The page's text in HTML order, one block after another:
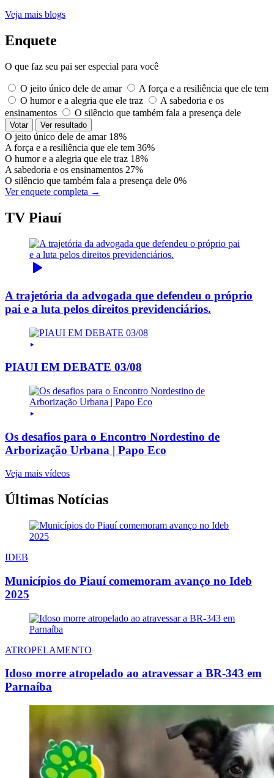
Veja mais blogs
Enquete
O que faz seu pai ser especial para você
O jeito único dele de amar
A força e a resiliência que ele tem
O humor e a alegria que ele traz
A sabedoria e os
ensinamentos
O silêncio que também fala a presença dele
Votar Ver resultado
O jeito único dele de amar 18%
A força e a resiliência que ele tem 36%
O humor e a alegria que ele traz 18%
A sabedoria e os ensinamentos 27%
O silêncio que também fala a presença dele 0%
Ver enquete completa →
TV Piauí
A trajetória da advogada que defendeu o próprio
pai e a luta pelos direitos previdenciários.
PIAUI EM DEBATE 03/08
Os desafios para o Encontro Nordestino de
Arborização Urbana | Papo Eco
Veja mais vídeos
Últimas Notícias
IDEB
Municípios do Piauí comemoram avanço no Ideb
2025
ATROPELAMENTO
Idoso morre atropelado ao atravessar a BR-343 em
Parnaíba